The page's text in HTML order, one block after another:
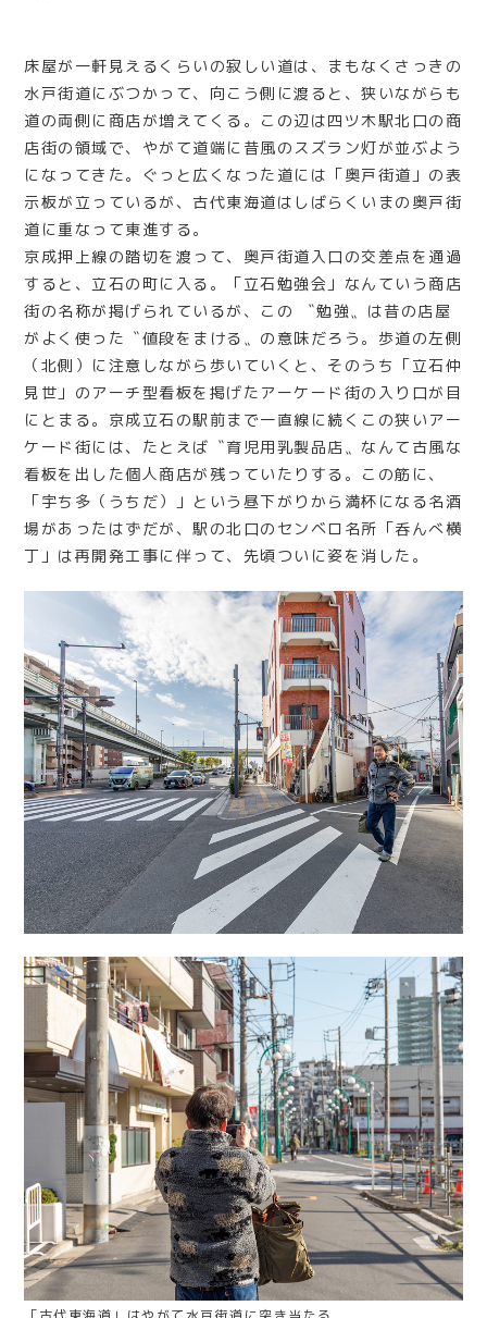
床屋が一軒見えるくらいの寂しい道は、まもなくさっきの
水戸街道にぶつかって、向こう側に渡ると、狭いながらも
道の両側に商店が増えてくる。この辺は四ツ木駅北口の商
店街の領域で、やがて道端に昔風のスズラン灯が並ぶよう
になってきた。ぐっと広くなった道には「奥戸街道」の表
示板が立っているが、古代東海道はしばらくいまの奥戸街
道に重なって東進する。
京成押上線の踏切を渡って、奥戸街道入口の交差点を通過
すると、立石の町に入る。「立石勉強会」なんていう商店
街の名称が掲げられているが、この 〝勉強〟は昔の店屋
がよく使った〝値段をまける〟の意味だろう。歩道の左側
（北側）に注意しながら歩いていくと、そのうち「立石仲
見世」のアーチ型看板を掲げたアーケード街の入り口が目
にとまる。京成立石の駅前まで一直線に続くこの狭いアー
ケード街には、たとえば〝育児用乳製品店〟なんて古風な
看板を出した個人商店が残っていたりする。この筋に、
「宇ち多（うちだ）」という昼下がりから満杯になる名酒
場があったはずだが、駅の北口のセンベロ名所「呑んべ横
丁」は再開発工事に伴って、先頃ついに姿を消した。